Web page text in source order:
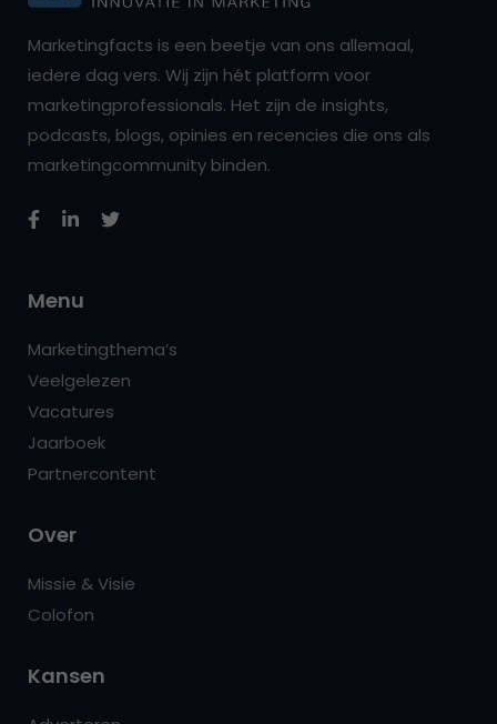
Marketingfacts is een beetje van ons allemaal,
iedere dag vers. Wij zijn hét platform voor
marketingprofessionals. Het zijn de insights,
podcasts, blogs, opinies en recencies die ons als
marketingcommunity binden.
Menu
Marketingthema’s
Veelgelezen
Vacatures
Jaarboek
Partnercontent
Over
Missie & Visie
Colofon
Kansen